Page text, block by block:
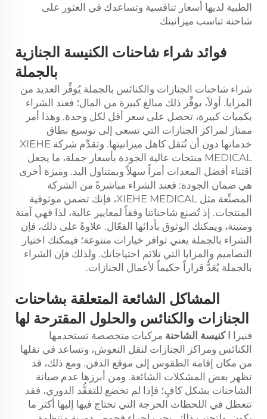
الطبية لديها أسعار تنافسية وتساعدك في العثور على
شاحنة تناسب ميزانيتك
فوائد شراء شاحنات الكنيسة الجنازية
بالجملة
شراء شاحنات الجنازات والكنائس بالجملة يُوفِّر العديد من
المزايا. أولاً، يوفِّر ذلك مبالغ كبيرة من المال؛ فعند الشراء
بكميات كبيرة، تحصل على سعر أقل لكل وحدة. وهذا أمر
ممتاز لمراكز الجنازات التي تسعى إلى توسيع نطاق
خدماتها دون أن تُثقل كاهل ميزانيتها. وتقدِّم شركة XIEHE
MEDICAL منتجات عالية الجودة بأسعار جملة، ما يجعل
اقتناء أفضل المعدات أمراً سهلاً وبمتناول اليد. وميزة أخرى
هي ضمان الجودة: فعند الشراء مباشرةً من الشركة
المصنِّعة مثل XIEHE MEDICAL، فإنك تضمن موثوقية
المنتجات. إذ تُصنع شاحناتنا وفقاً لمعايير عالية، لذا فهي آمنة
ومتينة، ويمكنك الوثوق بأدائها الفعّال. علاوةً على ذلك، فإن
الشراء بالجملة يعني توافر خيارات متنوعة؛ فيمكنك اختيار
التصاميم والمزايا التي تلائم احتياجاتك. ولذلك فإن الشراء
بالجملة يُعَدُّ قراراً حكيماً لأعمال الجنازات.
المشاكل الشائعة المتعلقة بشاحنات
الجنازات والكنائس والحلول المقترحة لها
فنيرا كنيسة الشاحنة مركبات متخصصة تستخدمها
الكنائس ومراكز الجنازات لنقل النعوش، وتساعد في نقلها
من مكان إقامة الطقوس إلى موقع الدفن. ومع ذلك، قد
تظهر بعض المشكلات الشائعة. ومن أبرزها عدم صيانة
الشاحنات بشكل كافٍ؛ فإذا لم تخضع للتفقُّد الدوري، فقد
تتعطل في اللحظات الحرجة التي تحتاج فيها إليها أكثر ما